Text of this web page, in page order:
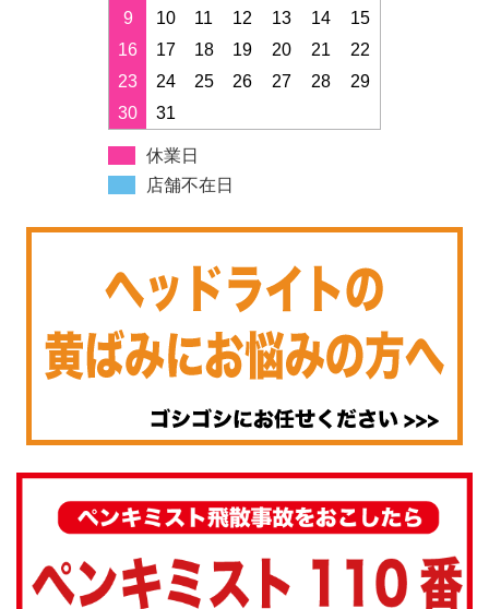
9
10 11 12 13 14
15
16
17 18 19 20 21
22
23
24 25 26 27 28
29
30
31
休業日
店舗不在日